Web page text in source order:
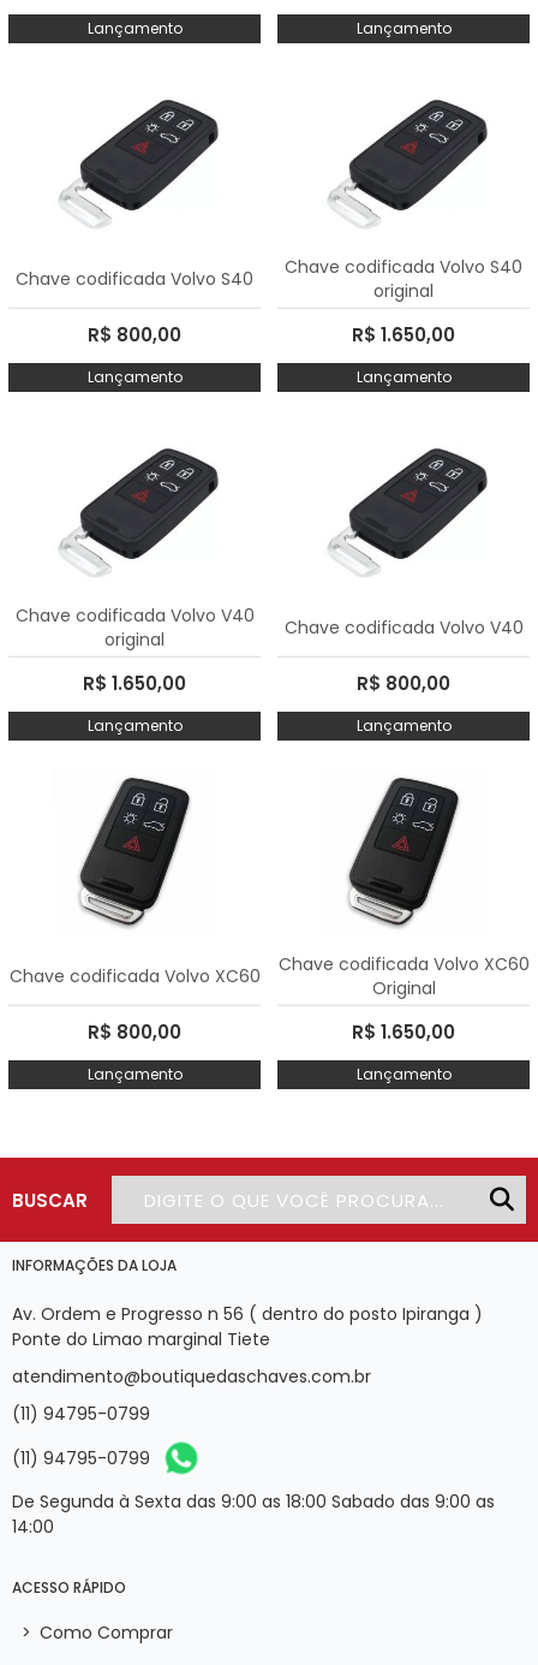
Lançamento Lançamento
Chave codificada Volvo S40
R$ 800,00
Lançamento
Chave codificada Volvo S40
original
R$ 1.650,00
Lançamento
Chave codificada Volvo V40
original
R$ 1.650,00
Lançamento
Chave codificada Volvo V40
R$ 800,00
Lançamento
Chave codificada Volvo XC60
R$ 800,00
Lançamento
Chave codificada Volvo XC60
Original
R$ 1.650,00
Lançamento
BUSCAR
INFORMAÇÕES DA LOJA
Av. Ordem e Progresso n 56 ( dentro do posto Ipiranga )
Ponte do Limao marginal Tiete
atendimento@boutiquedaschaves.com.br
(11) 94795-0799
(11) 94795-0799
De Segunda à Sexta das 9:00 as 18:00 Sabado das 9:00 as
14:00
ACESSO RÁPIDO
> Como Comprar